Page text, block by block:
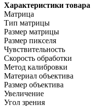
Характеристики товара
Матрица
Тип матрицы
Размер матрицы
Размер пикселя
Чувствительность
Скорость обработки
Метод калибровки
Материал объектива
Размер объектива
Увеличение
Угол зрения